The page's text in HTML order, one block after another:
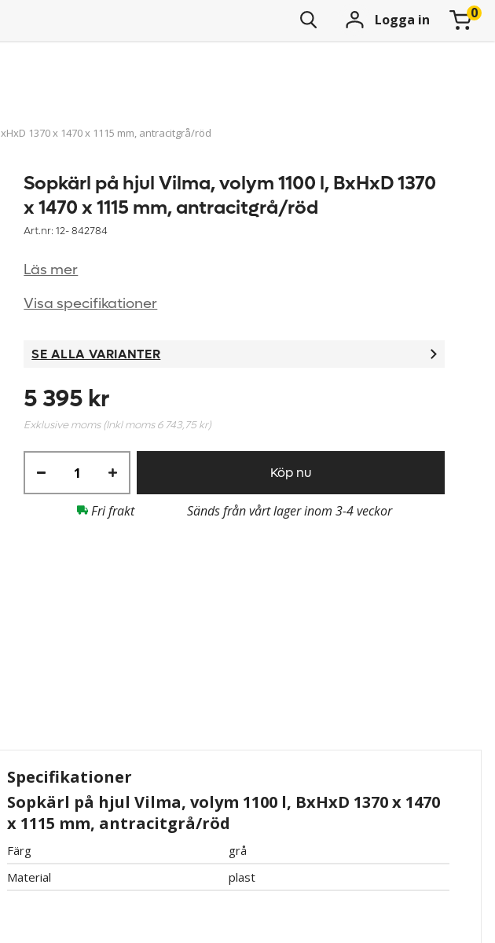
Logga in
1370 x 1470 x 1115 mm, antracitgrå/röd
Sopkärl på hjul Vilma, volym 1100 l, BxHxD 1370
x 1470 x 1115 mm, antracitgrå/röd
Art.nr: 12-842784
Läs mer
Visa specifikationer
SE ALLA VARIANTER
5 395 kr
Exklusive moms (Inkl moms6 743,75 kr)
Köp nu
Fri frakt Sänds från vårt lager inom 3-4 veckor
Specifikationer
Sopkärl på hjul Vilma, volym 1100 l, BxHxD 1370 x 1470
x 1115 mm, antracitgrå/röd
Färg
grå
Material
plast